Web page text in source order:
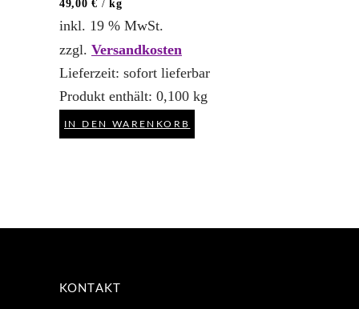
49,00€ /kg
inkl. 19 % MwSt.
zzgl. Versandkosten
Lieferzeit: sofort lieferbar
Produkt enthält: 0,100 kg
IN DEN WARENKORB
KONTAKT